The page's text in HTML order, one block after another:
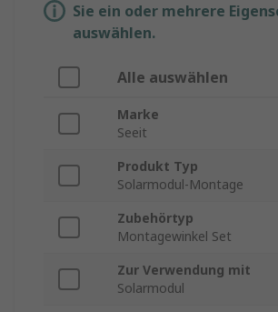
Sie ein oder mehrere
auswählen.
Alle auswählen
Marke
Seeit
Produkt Typ
Solarmodul-Montage
Zubehörtyp
Montagewinkel Set
Zur Verwendung mit
Solarmodul